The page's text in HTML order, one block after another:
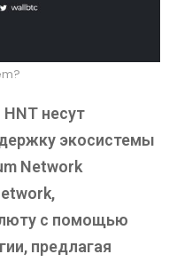
несут
экосистемы
Network
с помощью
предлагая